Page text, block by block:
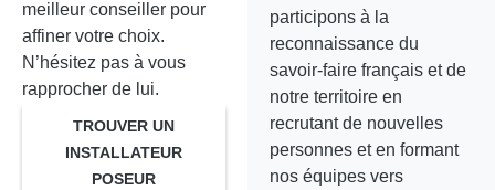
meilleur conseiller pour
affiner votre choix.
N’hésitez pas à vous
rapprocher de lui.
TROUVER UN
INSTALLATEUR
POSEUR
participons à la
reconnaissance du
savoir-faire français et de
notre territoire en
recrutant de nouvelles
personnes et en formant
nos équipes vers